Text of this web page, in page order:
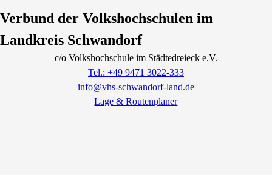
Verbund der Volkshochschulen im
Landkreis Schwandorf
c/o Volkshochschule im Städtedreieck e.V.
Tel.: +49 9471 3022-333
info@vhs-schwandorf-land.de
Lage & Routenplaner